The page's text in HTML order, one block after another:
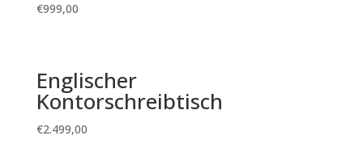
€999,00
Englischer
Kontorschreibtisch
€2.499,00